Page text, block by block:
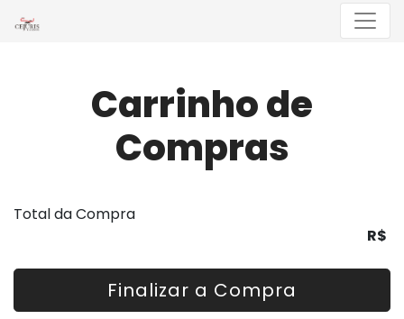
Menu
Carrinho de
Compras
Total da Compra
R$
Finalizar a Compra